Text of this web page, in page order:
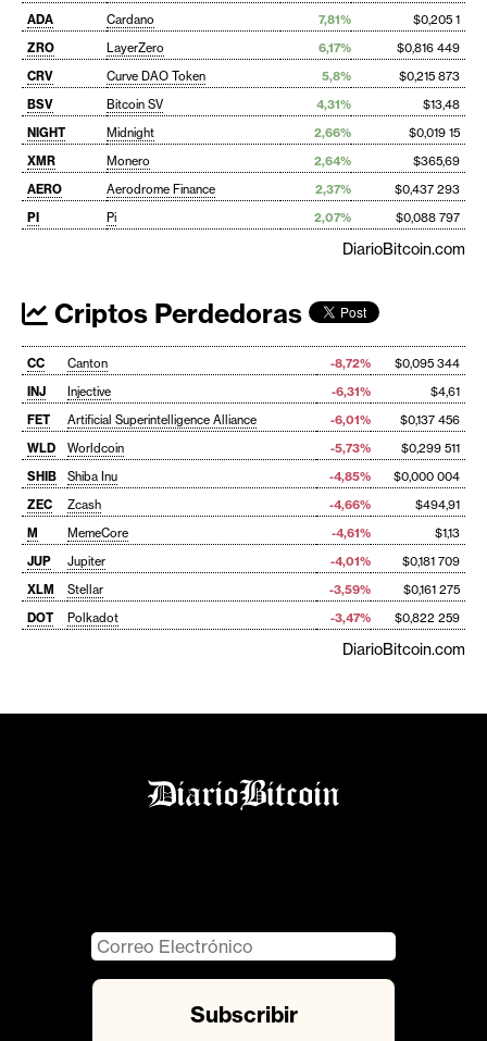
ADA
Cardano 7,81%
$0,205 1
ZRO
LayerZero 6,17%
$0,816 449
CRV
Curve DAO Token 5,8%
$0,215 873
BSV
Bitcoin SV 4,31%
$13,48
NIGHT
Midnight 2,66%
$0,019 15
XMR
Monero 2,64%
$365,69
AERO
Aerodrome Finance 2,37%
$0,437 293
PI
Pi 2,07% $0,088 797
DiarioBitcoin.com
Criptos Perdedoras
CC Canton -8,72%
$0,095 344
INJ
Injective -6,31%
$4,61
FET
Artificial Superintelligence Alliance -6,01%
$0,137 456
WLD
Worldcoin -5,73%
$0,299 511
SHIB
Shiba Inu -4,85%
$0,000 004
ZEC
Zcash -4,66%
$494,91
M
MemeCore -4,61%
$1,13
JUP
Jupiter -4,01%
$0,181 709
XLM
Stellar -3,59%
$0,161 275
DOT
Polkadot -3,47% $0,822 259
DiarioBitcoin.com